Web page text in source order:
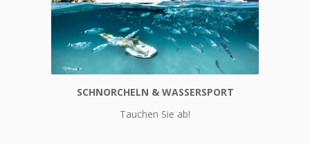
Schnorcheln & Wassersport
SCHNORCHELN & WASSERSPORT
Tauchen Sie ab!